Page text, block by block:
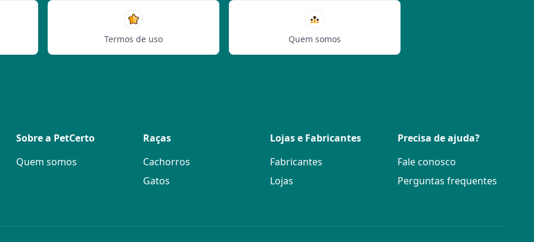
Termos de uso Quem somos
Sobre a PetCerto
Quem somos
Raças
Cachorros
Gatos
Lojas e Fabricantes
Fabricantes
Lojas
Precisa de ajuda?
Fale conosco
Perguntas frequentes